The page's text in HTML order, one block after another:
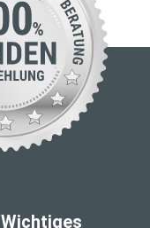
Wichtiges